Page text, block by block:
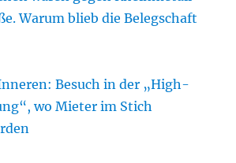
Warum blieb die Belegschaft
Besuch in der „High-
wo Mieter im Stich